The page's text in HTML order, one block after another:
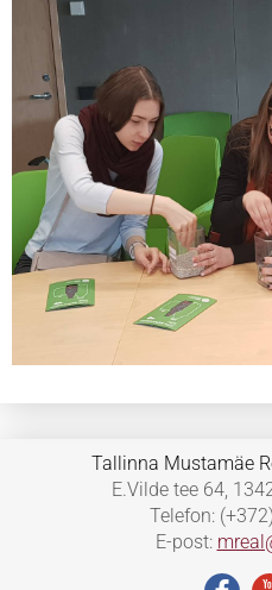
Tallinna Mustamäe
E.Vilde tee 64,
Telefon:
E-post: